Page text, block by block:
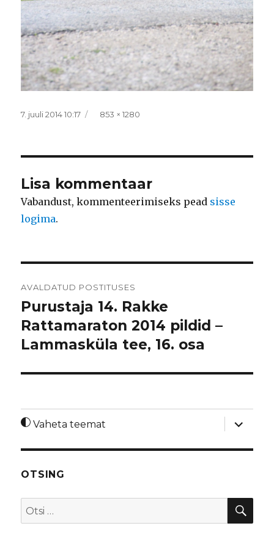
Postitatud
7. juuli 2014 10:17 Täissuurus
853 × 1280
Lisa kommentaar
Vabandust, kommenteerimiseks pead sisse
logima.
AVALDATUD POSTITUSES
Purustaja 14. Rakke
Rattamaraton 2014 pildid –
Lammasküla tee, 16. osa
Vaheta teemat
laienda
OTSING
Otsi: